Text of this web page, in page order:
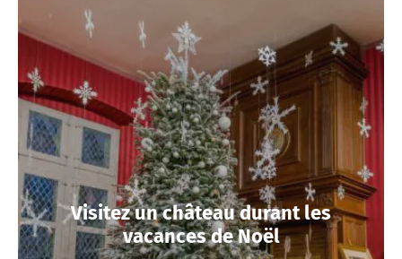
Visitez un château durant les
vacances de Noël